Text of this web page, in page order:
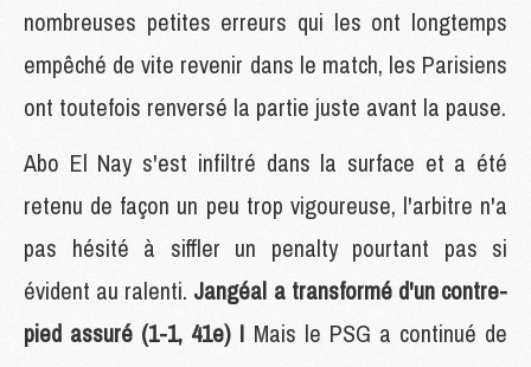
nombreuses petites erreurs qui les ont longtemps
empêché de vite revenir dans le match, les Parisiens
ont toutefois renversé la partie juste avant la pause.
Abo El Nay s'est infiltré dans la surface et a été
retenu de façon un peu trop vigoureuse, l'arbitre n'a
pas hésité à siffler un penalty pourtant pas si
évident au ralenti. Jangéal a transformé d'un contre-
pied assuré (1-1, 41e) ! Mais le PSG a continué de